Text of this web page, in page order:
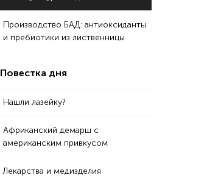
Производство БАД: антиоксиданты
и пребиотики из лиственницы
Повестка дня
Нашли лазейку?
Африканский демарш с
американским привкусом
Лекарства и медизделия